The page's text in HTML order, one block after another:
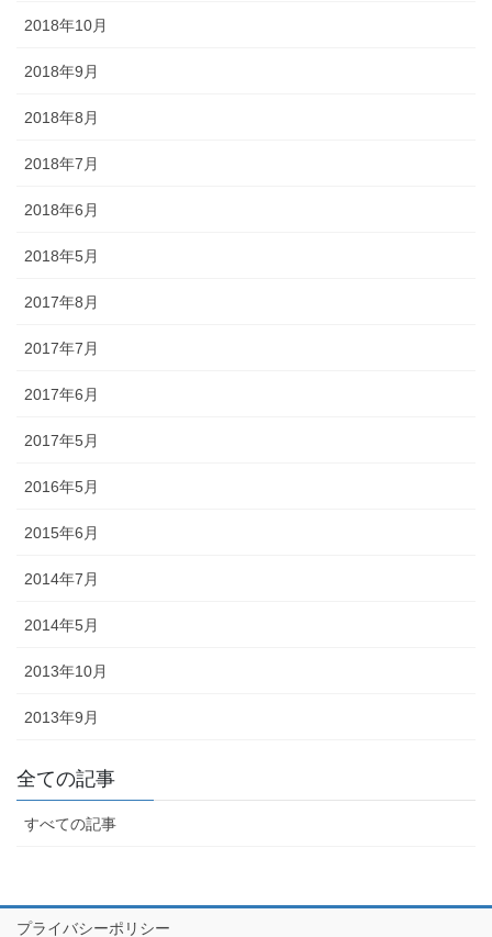
2018年10月
2018年9月
2018年8月
2018年7月
2018年6月
2018年5月
2017年8月
2017年7月
2017年6月
2017年5月
2016年5月
2015年6月
2014年7月
2014年5月
2013年10月
2013年9月
全ての記事
すべての記事
プライバシーポリシー
知ってる？石川のお祭りのしきたり!!
◆キリコとは？・・・・・キリコはお神輿（みこし）のような担ぎ
リコの記録が残っています。能登のキリコは、天に近ければ近いほ
沢ではキリコは迎え火を保護する役目になったようで、金沢とその
伝統的な風習です。 正確には、木や紙でできた灯篭のような箱で、
戚や知人らをもてなすことを指します。
◆天人堂とは？・・・・・戦前金沢では12月25日から正月15日まで
ました。加賀藩主前田家の先祖は菅原道真といわれ、道真が前田の
だと思われます。「勉強ができますように」との願いをこめて天神
堂が飾られます。
ったものを「こぶた」といいます。